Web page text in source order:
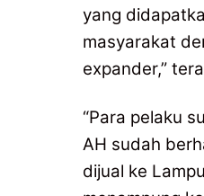
yang
masyarakat
expander,”
“Para pelaku
AH sudah
dijual ke